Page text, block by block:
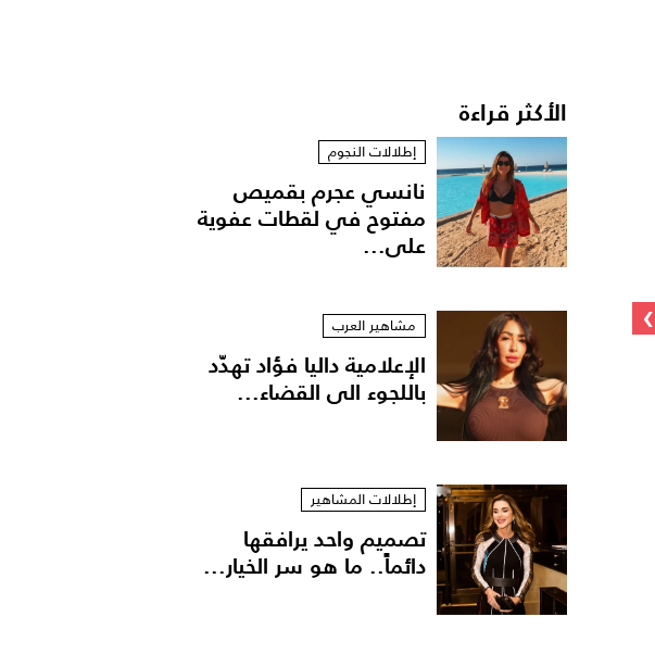
›
الأكثر قراءة
إطلالات النجوم
نانسي عجرم بقميص
مفتوح في لقطات عفوية
على...
مشاهير العرب
الإعلامية داليا فؤاد تهدّد
باللجوء الى القضاء...
إطلالات المشاهير
تصميم واحد يرافقها
دائماً.. ما هو سر الخيار...